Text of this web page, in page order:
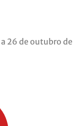
a 26 de outubro de